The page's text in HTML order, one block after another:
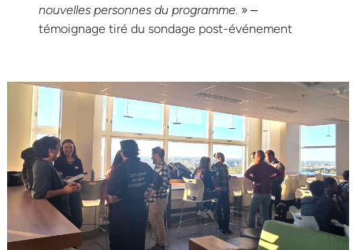
nouvelles personnes du programme. » ‒
témoignage tiré du sondage post-événement